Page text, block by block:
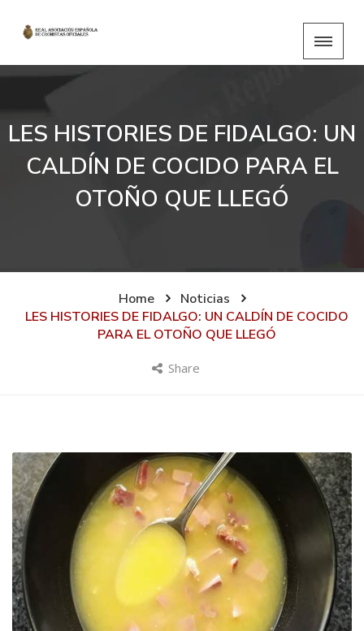
LES HISTORIES DE FIDALGO: UN
CALDÍN DE COCIDO PARA EL
OTOÑO QUE LLEGÓ
Home
Noticias
LES HISTORIES DE FIDALGO: UN CALDÍN DE COCIDO
PARA EL OTOÑO QUE LLEGÓ
Share